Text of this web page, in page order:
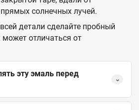
солнечных лучей.
детали сделайте пробный
отличаться от
эту эмаль перед
⌄